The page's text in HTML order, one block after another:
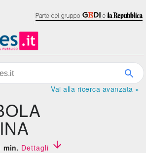
Vai alla ricerca avanzata »
min. Dettagli 